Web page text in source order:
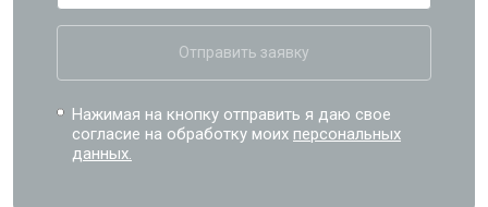
Отправить заявку
Нажимая на кнопку отправить я даю свое
согласие на обработку моихперсональных
данных.